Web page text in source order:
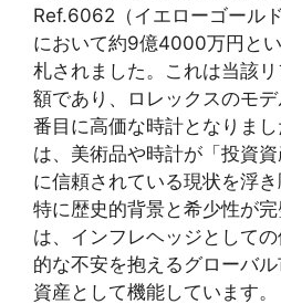
Ref.6062（イエローゴール
において約9億4000万円と
札されました。これは当該
額であり、ロレックスのモ
番目に高価な時計となりま
は、美術品や時計が「投資
に信頼されている現状を浮き
特に歴史的背景と希少性が
は、インフレヘッジとして
的な不安を抱えるグローバ
資産として機能しています。